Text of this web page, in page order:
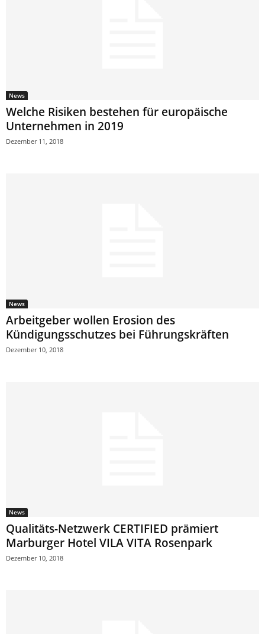
News
Welche Risiken bestehen für europäische
Unternehmen in 2019
Dezember 11, 2018
News
Arbeitgeber wollen Erosion des
Kündigungsschutzes bei Führungskräften
Dezember 10, 2018
News
Qualitäts-Netzwerk CERTIFIED prämiert
Marburger Hotel VILA VITA Rosenpark
Dezember 10, 2018